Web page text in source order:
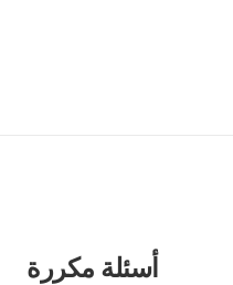
أسئلة مكررة